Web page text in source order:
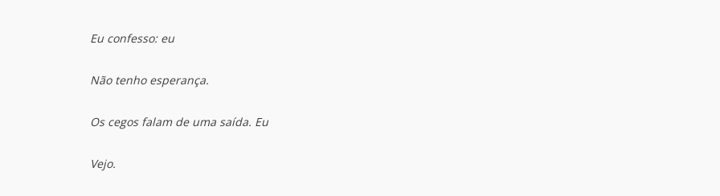
Eu confesso: eu
Não tenho esperança.
Os cegos falam de uma saída. Eu
Vejo.